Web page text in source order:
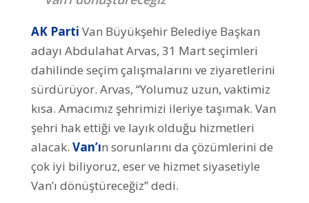
AK Parti Van Büyükşehir Belediye Başkan
adayı Abdulahat Arvas, 31 Mart seçimleri
dahilinde seçim çalışmalarını ve ziyaretlerini
sürdürüyor. Arvas, “Yolumuz uzun, vaktimiz
kısa. Amacımız şehrimizi ileriye taşımak. Van
şehri hak ettiği ve layık olduğu hizmetleri
alacak. Van’ın sorunlarını da çözümlerini de
çok iyi biliyoruz, eser ve hizmet siyasetiyle
Van’ı dönüştüreceğiz” dedi.